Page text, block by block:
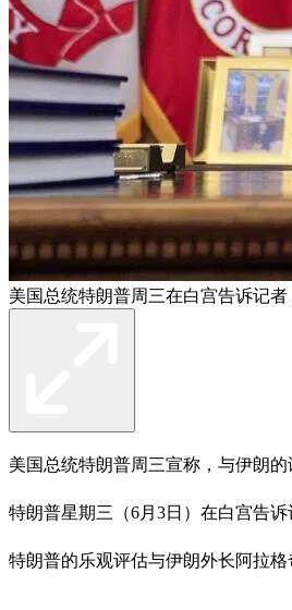
美国总统特朗普周三在白宫告诉记
美国总统特朗普周三宣称，与伊朗
特朗普星期三（6月3日）在白宫告
特朗普的乐观评估与伊朗外长阿拉